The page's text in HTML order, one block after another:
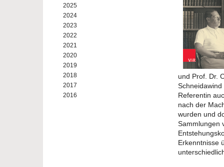
2025
2024
2023
2022
2021
2020
2019
2018
2017
2016
und Prof. Dr.
Referentin
nach der
wurden und
Sammlungen
Erkenntnisse